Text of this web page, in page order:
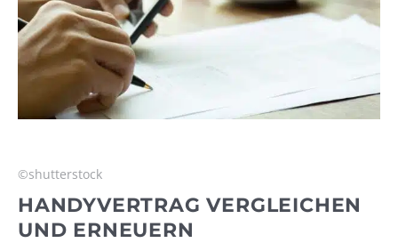
©shutterstock
HANDYVERTRAG VERGLEICHEN
UND ERNEUERN